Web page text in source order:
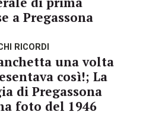
a Pregassona
RICORDI
una volta
così!; La
di Pregassona
foto del 1946